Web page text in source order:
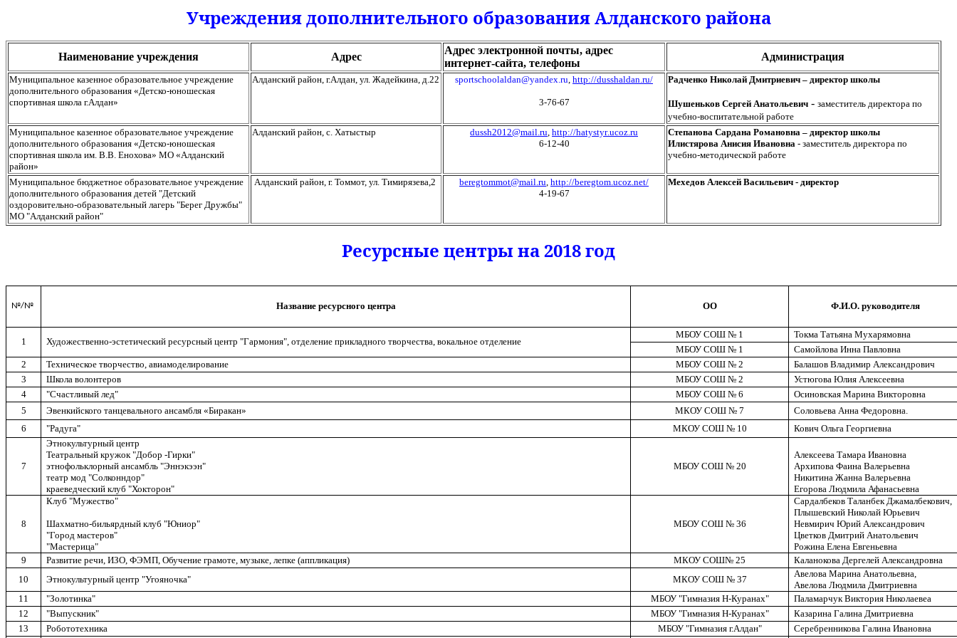
Учреждения дополнительного образованияАлданского района
Наименование учреждения Адрес
Адрес электронной почты, адрес
интернет-сайта, телефоны
Администрация
Муниципальное казенное образовательное учреждение
дополнительного образования «Детско-юношеская
спортивная школа г.Алдан»
Алданский район, г.Алдан, ул. Жадейкина, д.22 sportschoolaldan@yandex.ru, http://dusshaldan.ru/
3-76-67
Радченко Николай Дмитриевич – директор школы
Шушеньков Сергей Анатольевич - заместитель директора по
учебно-воспитательной работе
Муниципальное казенное образовательное учреждение
дополнительного образования «Детско-юношеская
спортивная школа им. В.В. Енохова» МО «Алданский
район»
Алданский район, с. Хатыстыр dussh2012@mail.ru, http://hatystyr.ucoz.ru
6-12-40
Степанова Сардана Романовна – директор школы
Илистярова Анисия Ивановна - заместитель директора по
учебно-методической работе
Муниципальное бюджетное образовательное учреждение
дополнительного образования детей "Детский
оздоровительно-образовательный лагерь "Берег Дружбы"
МО "Алданский район"
Алданский район, г. Томмот, ул. Тимирязева,2 beregtommot@mail.ru, http://beregtom.ucoz.net/
4-19-67
Мехедов Алексей Васильевич - директор
Ресурсные центры на 2018 год
№/№ Название ресурсного центра ОО Ф.И.О. руководителя
1 Художественно-эстетический ресурсный центр "Гармония", отделение прикладного творчества, вокальное отделение
МБОУ СОШ № 1 Токма ТатьянаМухарямовна
МБОУ СОШ № 1
Самойлова Инна Павловна
2
Техническое творчество,авиамоделирование МБОУ СОШ № 2
Балашов Владимир Александрович
3
Школа волонтеров МБОУ СОШ № 2
Устюгова Юлия Алексеевна
4
"Счастливый лед" МБОУ СОШ № 6 Осиновская Марина Викторовна
5
Эвенкийского танцевального ансамбля «Биракан» МКОУ СОШ № 7
Соловьева Анна Федоровна.
6
"Радуга" МКОУ СОШ № 10 Кович Ольга Георгиевна
7
Этнокультурный центр
Театральный кружок "Добор-Гирки"
этнофольклорный ансамбль "Эннэкээн"
театр мод "Солконндор"
краеведческий клуб "Хокторон"
МБОУ СОШ № 20
Алексеева Тамара Ивановна
Архипова Фаина Валерьевна
Никитина Жанна Валерьевна
Егорова Людмила Афанасьевна
8
Клуб "Мужество"
Шахматно-бильярдный клуб "Юниор"
"Город мастеров"
"Мастерица"
МБОУ СОШ № 36
Сардалбеков Таланбек Джамалбекович,
Плышевский Николай Юрьевич
Невмирич Юрий Александрович
Цветков Дмитрий Анатольевич
Рожина Елена Евгеньевна
9
Развитие речи, ИЗО, ФЭМП, Обучение грамоте, музыке, лепке (аппликация) МКОУ СОШ№ 25 Каланокова Дергелей Александровна
10
Этнокультурный центр "Угояночка" МКОУ СОШ № 37
Авелова Марина Анатольевна,
Авелова Людмила Дмитриевна
11
"Золотинка" МБОУ "Гимназия Н-Куранах" Паламарчук ВикторияНиколаевеа
12
"Выпускник" МБОУ "Гимназия Н-Куранах"
Казарина Галина Дмитриевна
13
Робототехника МБОУ "Гимназия г.Алдан"
Серебренникова Галина Ивановна